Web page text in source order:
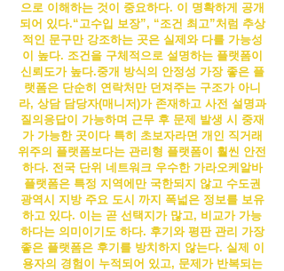
으로 이해하는 것이 중요하다. 이 명확하게 공개
되어 있다.“고수입 보장”, “조건 최고”처럼 추상
적인 문구만 강조하는 곳은 실제와 다를 가능성
이 높다. 조건을 구체적으로 설명하는 플랫폼이
신뢰도가 높다.중개 방식의 안정성 가장 좋은 플
랫폼은 단순히 연락처만 던져주는 구조가 아니
라, 상담 담당자(매니저)가 존재하고 사전 설명과
질의응답이 가능하며 근무 후 문제 발생 시 중재
가 가능한 곳이다 특히 초보자라면 개인 직거래
위주의 플랫폼보다는 관리형 플랫폼이 훨씬 안전
하다. 전국 단위 네트워크 우수한 가라오케알바
플랫폼은 특정 지역에만 국한되지 않고 수도권
광역시 지방 주요 도시 까지 폭넓은 정보를 보유
하고 있다. 이는 곧 선택지가 많고, 비교가 가능
하다는 의미이기도 하다. 후기와 평판 관리 가장
좋은 플랫폼은 후기를 방치하지 않는다. 실제 이
용자의 경험이 누적되어 있고, 문제가 반복되는